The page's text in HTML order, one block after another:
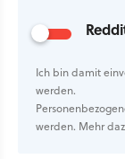
Ich bin damit
werden.
werden. Mehr